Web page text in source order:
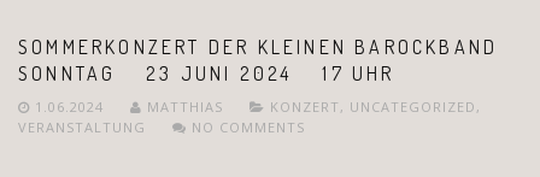
SOMMERKONZERT DER KLEINEN BAROCKBAND
SONNTAG 23 JUNI 2024 17 UHR
1.06.2024 MATTHIAS KONZERT , UNCATEGORIZED ,
VERANSTALTUNG
NO COMMENTS